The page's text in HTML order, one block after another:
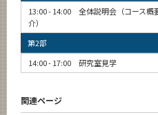
13:00 - 14:00 全体説明会（コース概
介）
第2部
14:00 - 17:00 研究室見学
関連ページ